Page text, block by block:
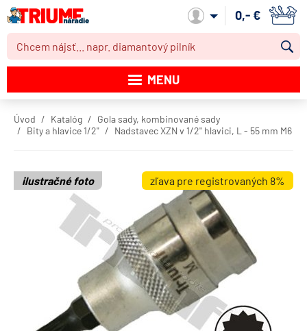
Môj účet
0,- €
MENU
Akcie
Výpredaj
Obchodné podmienky
Dodacie podmienky
Kontakt
Úvod Katalóg
Gola sady, kombinované sady
Bity a hlavice 1/2"
Nadstavec XZN v 1/2" hlavici, L - 55 mm M6
zľava pre registrovaných 8%
ilustračné foto